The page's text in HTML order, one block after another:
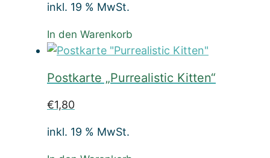
inkl. 19 % MwSt.
In den Warenkorb
Postkarte „Purrealistic Kitten“
€1,80
inkl. 19 % MwSt.